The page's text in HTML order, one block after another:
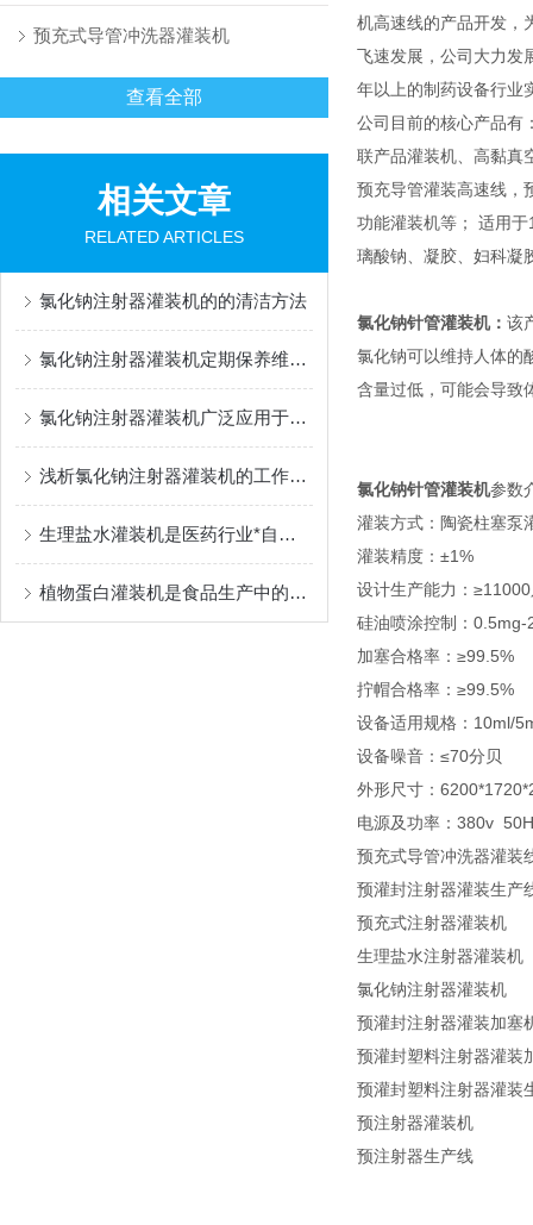
预充式导管冲洗器灌装机
查看全部
相关文章
RELATED ARTICLES
氯化钠注射器灌装机的的清洁方法
氯化钠注射器灌装机定期保养维护很有必要
氯化钠注射器灌装机广泛应用于医药行业中
浅析氯化钠注射器灌装机的工作流程
生理盐水灌装机是医药行业*自动化设备
植物蛋白灌装机是食品生产中的重要一环
机高速线的产品开发，
飞速发展，公司大力发
年以上的制药设备行业
公司目前的核心产品有
联产品灌装机、高黏真
预充导管灌装高速线，
功能灌装机等； 适用
璃酸钠、凝胶、妇科凝
氯化钠针管灌装机： 该
氯化钠可以维持人体的
含量过低，可能会导致
氯化钠针管灌装机参数
灌装方式：陶瓷柱塞泵
灌装精度：±1%
设计生产能力：
硅油喷涂控制：
加塞合格率：≥99.5%
拧帽合格率：≥99.5%
设备适用规格：10ml/
设备噪音：≤70分贝
外形尺寸：
电源及功率：380v
预充式导管冲洗器灌装
预灌封注射器灌装生产
预充式注射器灌装机
生理盐水注射器灌装机
氯化钠注射器灌装机
预灌封注射器灌装加塞
预灌封塑料注射器灌装
预灌封塑料注射器灌装
预注射器灌装机
预注射器生产线